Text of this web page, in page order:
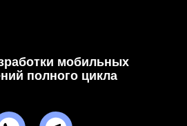
мобильных
полного цикла